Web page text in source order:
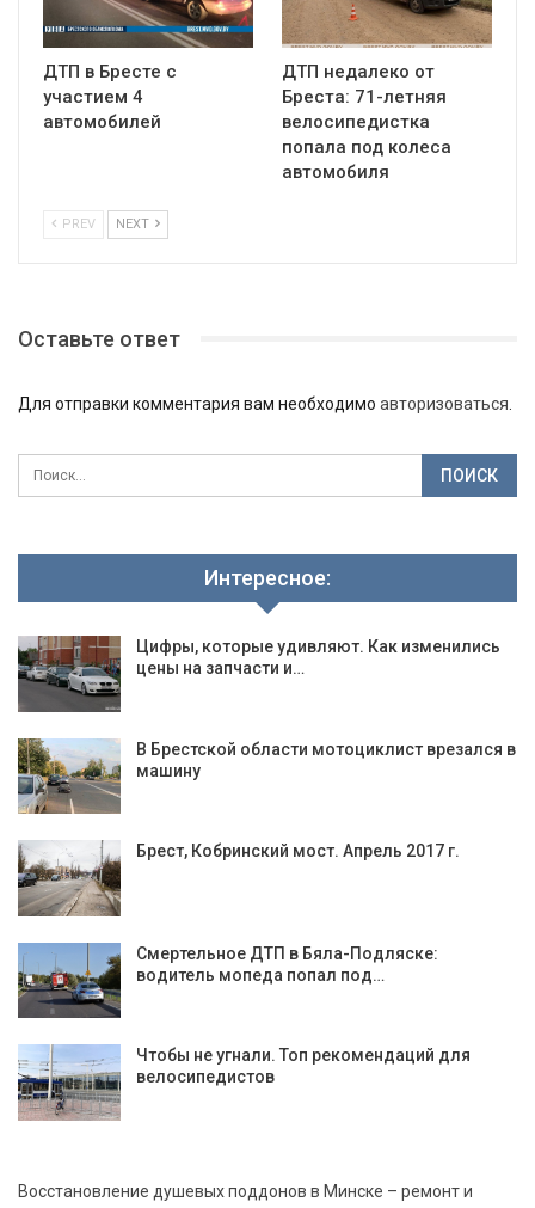
ДТП в Бресте с
участием 4
автомобилей
ДТП недалеко от
Бреста: 71-летняя
велосипедистка
попала под колеса
автомобиля
PREV NEXT
Оставьте ответ
Для отправки комментария вам необходимо авторизоваться
Интересное:
Цифры, которые удивляют. Как изменились
цены на запчасти и…
В Брестской области мотоциклист врезался в
машину
Брест, Кобринский мост. Апрель 2017 г.
Смертельное ДТП в Бяла-Подляске:
водитель мопеда попал под…
Чтобы не угнали. Топ рекомендаций для
велосипедистов
Восстановление душевых поддонов в Минске – ремонт и